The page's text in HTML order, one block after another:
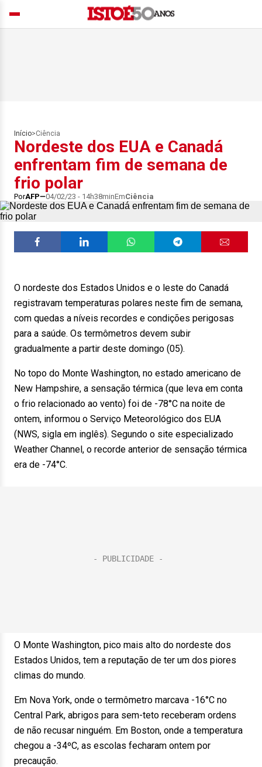
Início>Ciência
Nordeste dos EUA e Canadá
enfrentam fim de semana de
frio polar
PorAFP 04/02/23 - 14h38minEmCiência
O nordeste dos Estados Unidos e o leste do Canadá
registravam temperaturas polares neste fim de semana,
com quedas a níveis recordes e condições perigosas
para a saúde. Os termômetros devem subir
gradualmente a partir deste domingo (05).
No topo do Monte Washington, no estado americano de
New Hampshire, a sensação térmica (que leva em conta
o frio relacionado ao vento) foi de -78°C na noite de
ontem, informou o Serviço Meteorológico dos EUA
(NWS, sigla em inglês). Segundo o site especializado
Weather Channel, o recorde anterior de sensação térmica
era de -74°C.
O Monte Washington, pico mais alto do nordeste dos
Estados Unidos, tem a reputação de ter um dos piores
climas do mundo.
Em Nova York, onde o termômetro marcava -16°C no
Central Park, abrigos para sem-teto receberam ordens
de não recusar ninguém. Em Boston, onde a temperatura
chegou a -34ºC, as escolas fecharam ontem por
precaução.